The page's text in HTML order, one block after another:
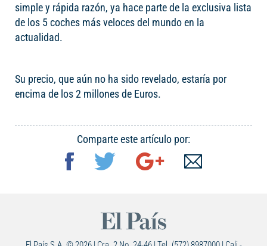
simple y rápida razón, ya hace parte de la exclusiva lista
de los 5 coches más veloces del mundo en la
actualidad.
Su precio, que aún no ha sido revelado, estaría por
encima de los 2 millones de Euros.
Comparte este artículo por: